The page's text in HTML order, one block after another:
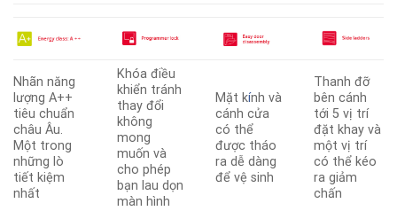
Nhãn năng
lượng A++
tiêu chuẩn
châu Âu.
Một trong
những lò
tiết kiệm
nhất
Khóa điều
khiển tránh
thay đổi
không
mong
muốn và
cho phép
bạn lau dọn
màn hình
Mặt kính và
cánh cửa
có thể
được tháo
ra dễ dàng
để vệ sinh
Thanh đỡ
bên cánh
tới 5 vị trí
đặt khay và
một vị trí
có thể kéo
ra giảm
chấn